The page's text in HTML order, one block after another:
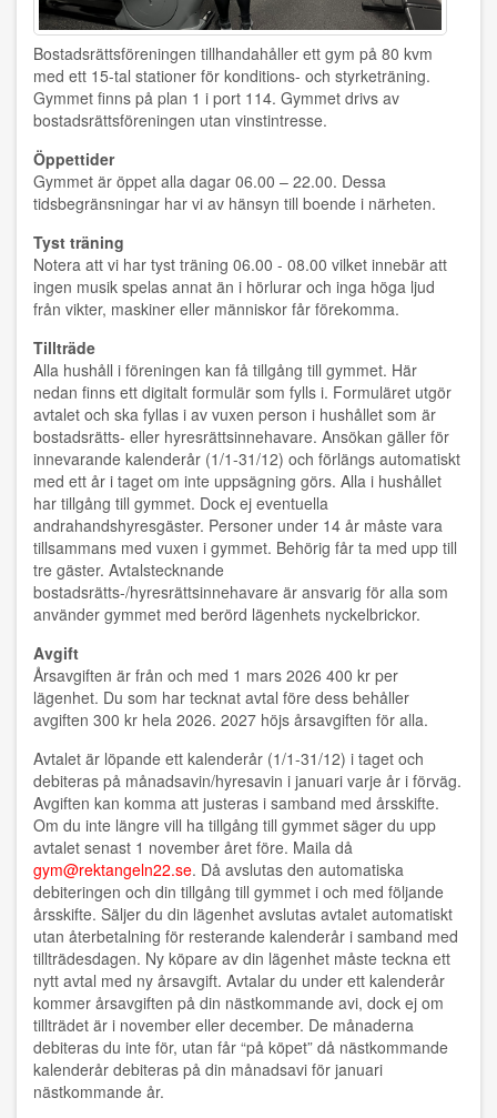
Bostadsrättsföreningen tillhandahåller ett gym på 80 kvm
med ett 15-tal stationer för konditions- och styrketräning.
Gymmet finns på plan 1 i port 114. Gymmet drivs av
bostadsrättsföreningen utan vinstintresse.
Öppettider
Gymmet är öppet alla dagar 06.00 – 22.00. Dessa
tidsbegränsningar har vi av hänsyn till boende i närheten.
Tyst träning
Notera att vi har tyst träning 06.00 - 08.00 vilket innebär att
ingen musik spelas annat än i hörlurar och inga höga ljud
från vikter, maskiner eller människor får förekomma.
Tillträde
Alla hushåll i föreningen kan få tillgång till gymmet. Här
nedan finns ett digitalt formulär som fylls i. Formuläret utgör
avtalet och ska fyllas i av vuxen person i hushållet som är
bostadsrätts- eller hyresrättsinnehavare. Ansökan gäller för
innevarande kalenderår (1/1-31/12) och förlängs automatiskt
med ett år i taget om inte uppsägning görs. Alla i hushållet
har tillgång till gymmet. Dock ej eventuella
andrahandshyresgäster. Personer under 14 år måste vara
tillsammans med vuxen i gymmet. Behörig får ta med upp till
tre gäster. Avtalstecknande
bostadsrätts-/hyresrättsinnehavare är ansvarig för alla som
använder gymmet med berörd lägenhets nyckelbrickor.
Avgift
Årsavgiften är från och med 1 mars 2026 400 kr per
lägenhet. Du som har tecknat avtal före dess behåller
avgiften 300 kr hela 2026. 2027 höjs årsavgiften för alla.
Avtalet är löpande ett kalenderår (1/1-31/12) i taget och
debiteras på månadsavin/hyresavin i januari varje år i förväg.
Avgiften kan komma att justeras i samband med årsskifte.
Om du inte längre vill ha tillgång till gymmet säger du upp
avtalet senast 1 november året före. Maila då
gym@rektangeln22.se. Då avslutas den automatiska
debiteringen och din tillgång till gymmet i och med följande
årsskifte. Säljer du din lägenhet avslutas avtalet automatiskt
utan återbetalning för resterande kalenderår i samband med
tillträdesdagen. Ny köpare av din lägenhet måste teckna ett
nytt avtal med ny årsavgift. Avtalar du under ett kalenderår
kommer årsavgiften på din nästkommande avi, dock ej om
tillträdet är i november eller december. De månaderna
debiteras du inte för, utan får “på köpet” då nästkommande
kalenderår debiteras på din månadsavi för januari
nästkommande år.